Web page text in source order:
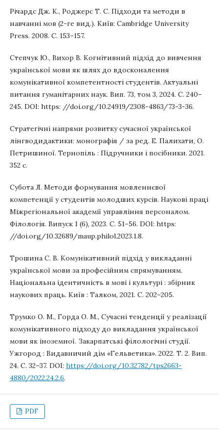
Річардс Дж. К., Роджерс Т. С. Підходи та методи в
навчанні мов (2-ге вид.). Київ: Cambridge University
Press. 2008. С. 153–157.
Степчук Ю., Вихор В. Когнітивний підхід до вивчення
української мови як шлях до вдосконалення
комунікативної компетентності студентів. Актуальнi
питання гуманiтарних наук. Вип. 73, том 3, 2024. С. 240–
245. DOI: https: //doi.org/10.24919/2308-4863/73-3-36.
Стратегічні напрями розвитку сучасної української
лінгводидактики: монографія / за ред. Е. Палихати, О.
Петришиної. Тернопіль : Підручники і посібники. 2021.
352 с.
Субота Л. Методи формування мовленнєвої
компетенції у студентів молодших курсів. Наукові праці
Міжрегіональної академії управління персоналом.
Філологія. Випуск 1 (6), 2023. С. 51–56. DOI: https:
//doi.org/10.32689/maup.philol.2023.1.8.
Трошина С. В. Комунікативний підхід у викладанні
української мови за професійним спрямуванням.
Національна ідентичність в мові і культурі : збірник
наукових праць. Київ : Талком, 2021. С. 202–205.
Трумко О. М., Горда О. М., Сучасні тенденції у реалізації
комунікативного підходу до викладання української
мови як іноземної. Закарпатські філологічні студії.
Ужгород : Видавничий дім «Гельветика». 2022. Т. 2. Вип.
24. С. 32–37. DOI: https://doi.org/10.32782/tps2663-
4880/2022.24.2.6.
PDF